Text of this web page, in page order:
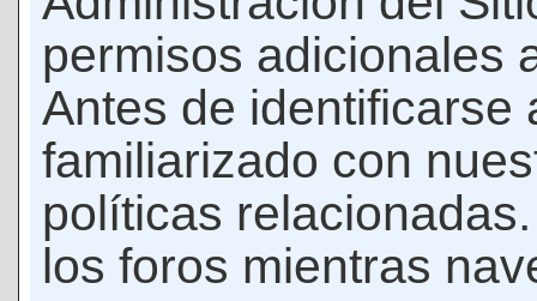
permisos adicionales
Antes de identificarse
familiarizado con
políticas
los foros mientras